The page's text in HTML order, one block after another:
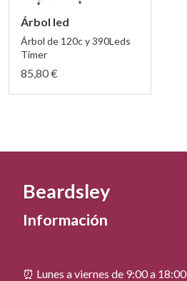
Árbol led
Árbol de 120c y 390Leds
Timer
85,80 €
Beardsley
Información
⏰ Lunes a viernes de 9:00 a 18:00